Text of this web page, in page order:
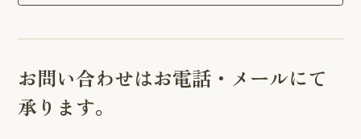
お問い合わせはお電話・メールにて
承ります。